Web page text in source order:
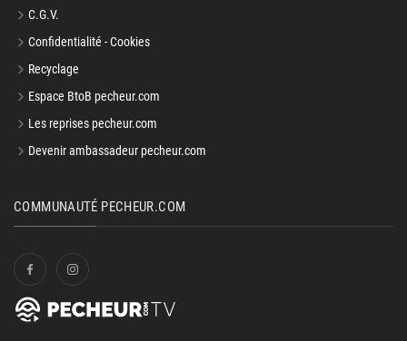
C.G.V.
Confidentialité - Cookies
Recyclage
Espace BtoB pecheur.com
Les reprises pecheur.com
Devenir ambassadeur pecheur.com
COMMUNAUTÉ PECHEUR.COM